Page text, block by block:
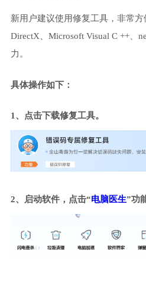
新用户建议使用修复工具，非常
DirectX、Microsoft Visual C ++、
力。
具体操作如下：
1、点击下载修复工具。
2、启动软件，点击“电脑医生”功